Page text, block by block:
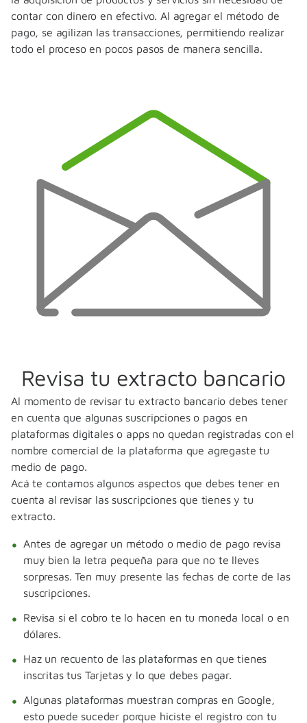
contar con dinero en efectivo. Al agregar el método de
pago, se agilizan las transacciones, permitiendo realizar
todo el proceso en pocos pasos de manera sencilla.
Revisa tu extracto bancario
Al momento de revisar tu extracto bancario debes tener
en cuenta que algunas suscripciones o pagos en
plataformas digitales o apps no quedan registradas con el
nombre comercial de la plataforma que agregaste tu
medio de pago.
Acá te contamos algunos aspectos que debes tener en
cuenta al revisar las suscripciones que tienes y tu
extracto.
Antes de agregar un método o medio de pago revisa
muy bien la letra pequeña para que no te lleves
sorpresas. Ten muy presente las fechas de corte de las
suscripciones.
Revisa si el cobro te lo hacen en tu moneda local o en
dólares.
Haz un recuento de las plataformas en que tienes
inscritas tus Tarjetas y lo que debes pagar.
Algunas plataformas muestran compras en Google,
esto puede suceder porque hiciste el registro con tu